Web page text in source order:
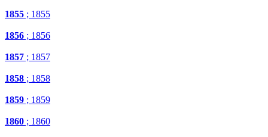
1855 ; 1855
1856 ; 1856
1857 ; 1857
1858 ; 1858
1859 ; 1859
1860 ; 1860